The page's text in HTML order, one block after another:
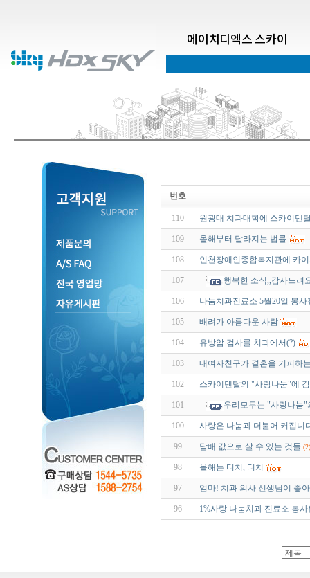
에이치디엑스 스카이
번호
110 원광대 치과대학에 스카이덴
109 올해부터 달라지는 법률
108 인천장애인종합복지관에 카
107 행복한 소식,,감사드려
106 나눔치과진료소 5월20일 봉사
105 배려가 아름다운 사람
104 유방암 검사를 치과에서(?)
103 내여자친구가 결혼을 기피하
102 스카이덴탈의 "사랑나눔"에
101 우리모두는 "사랑나눔"
100 사랑은 나눔과 더불어 커집니
99 담배 값으로 살 수 있는 것들 (2)
98 올해는 터치, 터치
97 엄마! 치과 의사 선생님이 좋
96 1%사랑 나눔치과 진료소 봉사